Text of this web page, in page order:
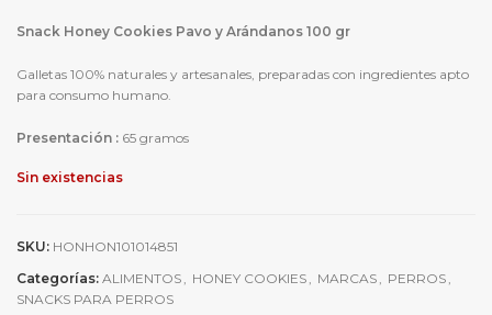
Snack Honey Cookies Pavo y Arándanos 100 gr
Galletas 100% naturales y artesanales, preparadas con ingredientes apto
para consumo humano.
Presentación : 65 gramos
Sin existencias
SKU: HONHON101014851
Categorías: ALIMENTOS , HONEY COOKIES , MARCAS , PERROS ,
SNACKS PARA PERROS